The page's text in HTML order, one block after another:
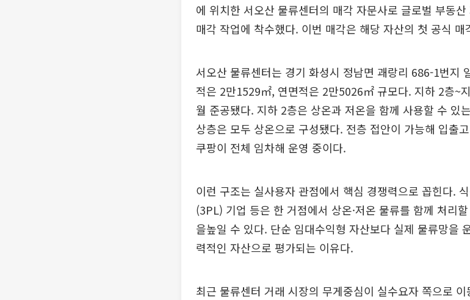
에 위치한 서오산 물류센터의 매각 자문사로 글로벌 부동
매각 작업에 착수했다. 이번 매각은 해당 자산의 첫 공식 매
서오산 물류센터는 경기 화성시 정남면 괘랑리 686-1번지
적은 2만1529㎡, 연면적은 2만5026㎡ 규모다. 지하 2층~
월 준공됐다. 지하 2층은 상온과 저온을 함께 사용할 수 있
상층은 모두 상온으로 구성됐다. 전층 접안이 가능해 입출
쿠팡이 전체 임차해 운영 중이다.
이런 구조는 실사용자 관점에서 핵심 경쟁력으로 꼽힌다.
(3PL) 기업 등은 한 거점에서 상온·저온 물류를 함께 처리
을높일 수 있다. 단순 임대수익형 자산보다 실제 물류망을
력적인 자산으로 평가되는 이유다.
최근 물류센터 거래 시장의 무게중심이 실수요자 쪽으로